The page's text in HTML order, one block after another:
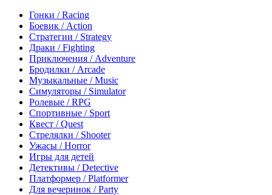
Гонки / Racing
Боевик / Action
Стратегии / Strategy
Драки / Fighting
Приключения / Adventure
Бродилки / Arcade
Музыкальные / Music
Симуляторы / Simulator
Ролевые / RPG
Спортивные / Sport
Квест / Quest
Стрелялки / Shooter
Ужасы / Horror
Игры для детей
Детективы / Detective
Платформер / Platformer
Для вечеринок / Party